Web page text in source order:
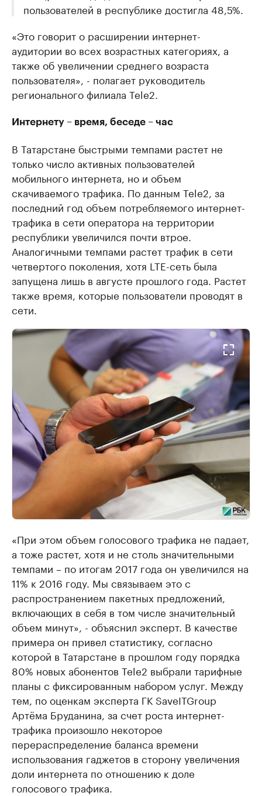
пользователей в республике достигла 48,5%.
«Это говорит о расширении интернет-
аудитории во всех возрастных категориях, а
также об увеличении среднего возраста
пользователя», - полагает руководитель
регионального филиала Tele2.
Интернету – время, беседе – час
В Татарстане быстрыми темпами растет не
только число активных пользователей
мобильного интернета, но и объем
скачиваемого трафика. По данным Tele2, за
последний год объем потребляемого интернет-
трафика в сети оператора на территории
республики увеличился почти втрое.
Аналогичными темпами растет трафик в сети
четвертого поколения, хотя LTE-сеть была
запущена лишь в августе прошлого года. Растет
также время, которые пользователи проводят в
сети.
«При этом объем голосового трафика не падает,
а тоже растет, хотя и не столь значительными
темпами – по итогам 2017 года он увеличился на
11% к 2016 году. Мы связываем это с
распространением пакетных предложений,
включающих в себя в том числе значительный
объем минут», - объяснил эксперт. В качестве
примера он привел статистику, согласно
которой в Татарстане в прошлом году порядка
80% новых абонентов Tele2 выбрали тарифные
планы с фиксированным набором услуг. Между
тем, по оценкам эксперта ГК SaveITGroup
Артёма Бруданина, за счет роста интернет-
трафика произошло некоторое
перераспределение баланса времени
использования гаджетов в сторону увеличения
доли интернета по отношению к доле
голосового трафика.